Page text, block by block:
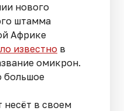
нового
штамма
Африке
известно в
омикрон.
большое
несёт в своем